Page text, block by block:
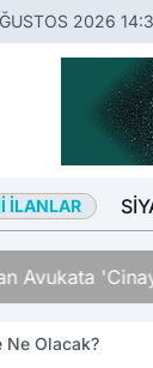
2026
İLANLAR
Avukata
Ne Olacak?